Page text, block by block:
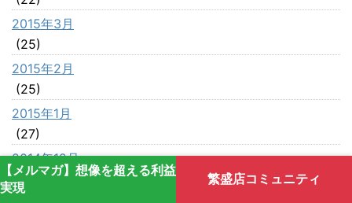
【メルマガ】想像を超える利益
実現
繁盛店コミュニティ
2015年3月
(25)
2015年2月
(25)
2015年1月
(27)
2014年12月
(21)